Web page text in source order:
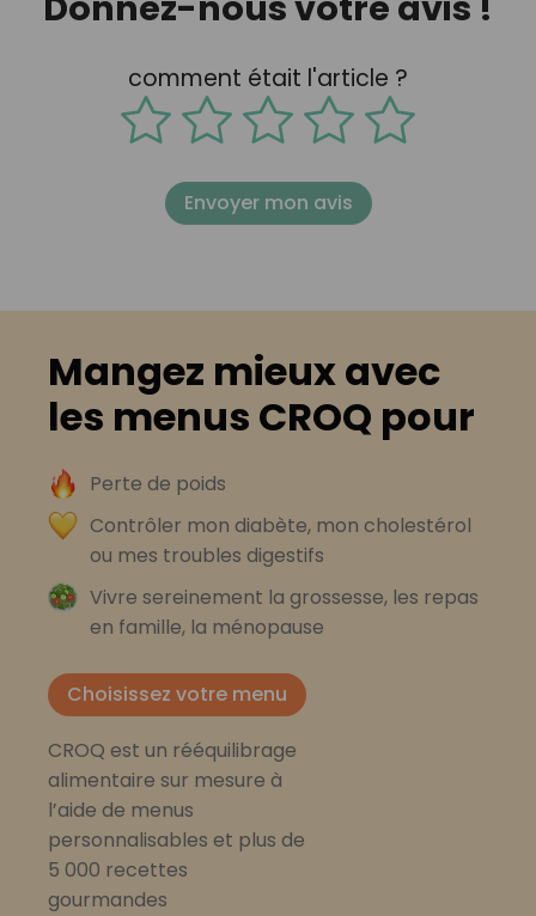
comment était l'article ?
Envoyer mon avis
Mangez mieux avec
les menus CROQ pour
Perte de poids
Contrôler mon diabète, mon cholestérol
ou mes troubles digestifs
Vivre sereinement la grossesse, les repas
en famille, la ménopause
Choisissez votre menu
CROQ est un rééquilibrage
alimentaire sur mesure à
l’aide de menus
personnalisables et plus de
5 000 recettes
gourmandes